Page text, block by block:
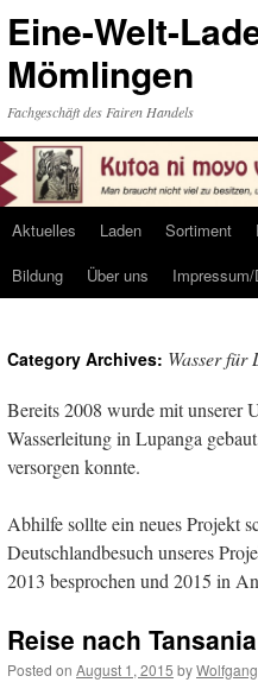
Eine-Welt-
Mömlingen
Fachgeschäft des Fairen Handels
Skip
to
Aktuelles Laden Sortiment
Bildung
Über uns
Category Archives: Wasser für
Bereits 2008 wurde mit unserer
Wasserleitung in Lupanga
versorgen konnte.
Abhilfe sollte ein neues Projekt
Deutschlandbesuch unseres
2013 besprochen und 2015 in
Reise nach
Posted on August 1, 2015 byWolfgang